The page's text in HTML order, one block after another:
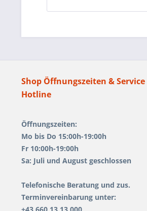
Shop Öffnungszeiten & Service
Hotline
Öffnungszeiten:
Mo bis Do 15:00h-19:00h
Fr 10:00h-19:00h
Sa: Juli und August geschlossen
Telefonische Beratung und zus.
Terminvereinbarung unter: